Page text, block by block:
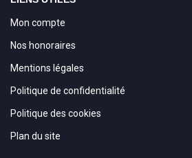
Mon compte
Nos honoraires
Mentions légales
Politique de confidentialité
Politique des cookies
Plan du site